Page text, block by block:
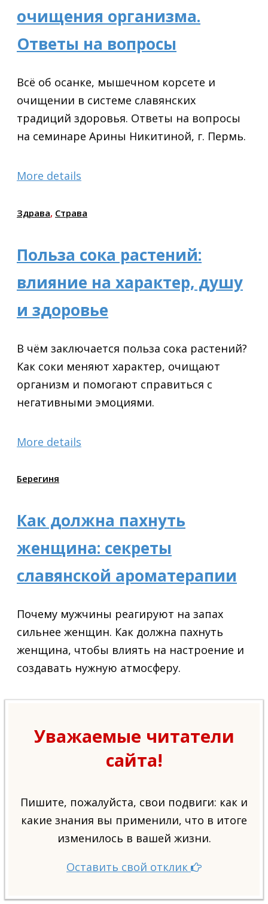
очищения организма.
Ответы на вопросы
Всё об осанке, мышечном корсете и
очищении в системе славянских
традиций здоровья. Ответы на вопросы
на семинаре Арины Никитиной, г. Пермь.
More details
Здрава, Страва
Польза сока растений:
влияние на характер, душу
и здоровье
В чём заключается польза сока растений?
Как соки меняют характер, очищают
организм и помогают справиться с
негативными эмоциями.
More details
Берегиня
Как должна пахнуть
женщина: секреты
славянской ароматерапии
Почему мужчины реагируют на запах
сильнее женщин. Как должна пахнуть
женщина, чтобы влиять на настроение и
создавать нужную атмосферу.
Уважаемые читатели
сайта!
Пишите, пожалуйста, свои подвиги: как и
какие знания вы применили, что в итоге
изменилось в вашей жизни.
Оставить свой отклик